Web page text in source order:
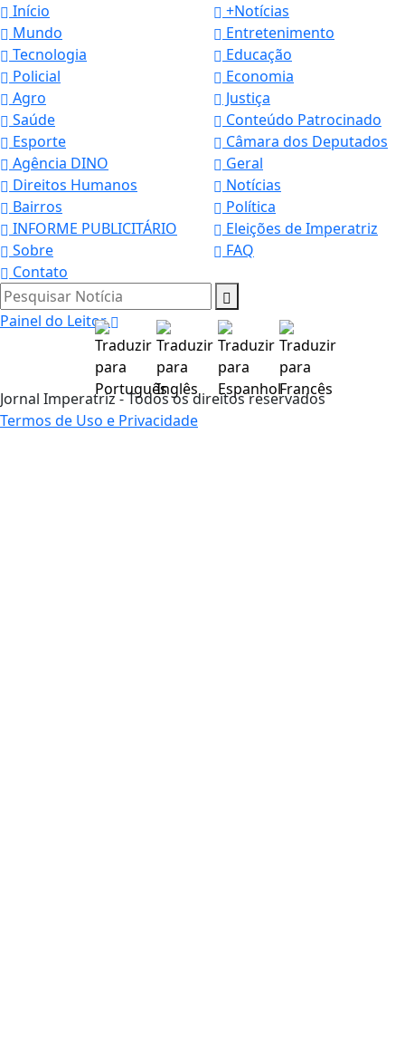
Início
+Notícias
Mundo
Entretenimento
Tecnologia
Educação
Policial
Economia
Agro
Justiça
Saúde
Conteúdo Patrocinado
Esporte
Câmara dos Deputados
Agência DINO
Geral
Direitos Humanos
Notícias
Bairros
Política
INFORME PUBLICITÁRIO
Eleições de Imperatriz
Sobre
FAQ
Contato
Pesquisar Notícia
Painel do Leitor
Jornal Imperatriz - Todos os direitos reservados
Termos de Uso e Privacidade